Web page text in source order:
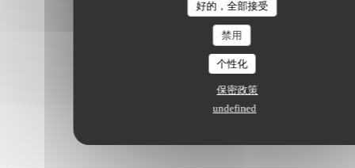
好的，全部接受
禁用
个性化
保密政策
undefined